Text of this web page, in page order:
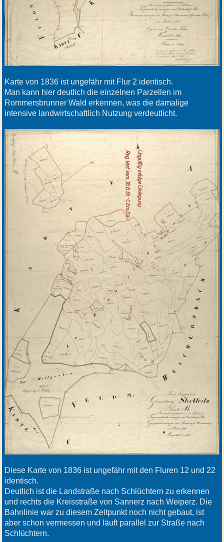
Karte von 1836 ist ungefähr mit Flur 2 identisch.
Man kann hier deutlich die einzelnen Parzellen im
Rommersbrunner Wald erkennen, was die damalige
intensive landwirtschaftlich Nutzung verdeutlicht.
Diese Karte von 1836 ist ungefähr mit den Fluren 12 und 22
identisch.
Deutlich ist die Landstraße nach Schlüchtern zu erkennen
und rechts die Kreisstraße von Sannerz nach Weiperz. Die
Bahnlinie war zu diesem Zeitpunkt noch nicht gebaut, ist
aber schon vermessen und läuft parallel zur Straße nach
Schlüchtern.